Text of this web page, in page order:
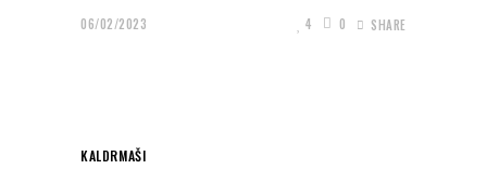
06/02/2023 4 0 SHARE
KALDRMAŠI